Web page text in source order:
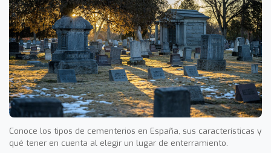
Conoce los tipos de cementerios en España, sus características y
qué tener en cuenta al elegir un lugar de enterramiento.